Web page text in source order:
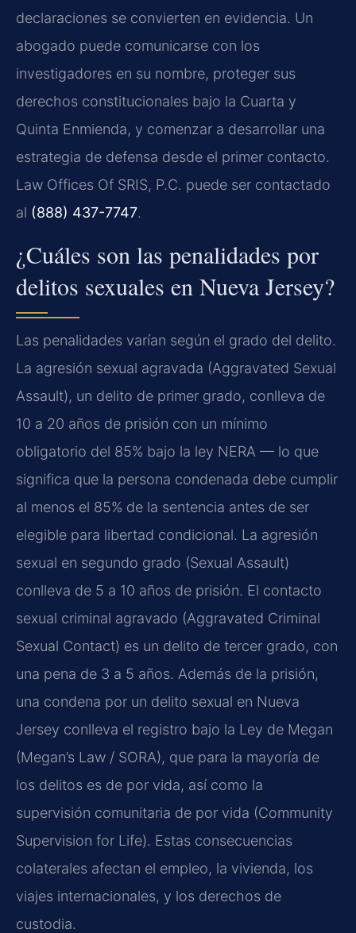
declaraciones se convierten en evidencia. Un
abogado puede comunicarse con los
investigadores en su nombre, proteger sus
derechos constitucionales bajo la Cuarta y
Quinta Enmienda, y comenzar a desarrollar una
estrategia de defensa desde el primer contacto.
Law Offices Of SRIS, P.C. puede ser contactado
al (888) 437-7747.
¿Cuáles son las penalidades por
delitos sexuales en Nueva Jersey?
Las penalidades varían según el grado del delito.
La agresión sexual agravada (Aggravated Sexual
Assault), un delito de primer grado, conlleva de
10 a 20 años de prisión con un mínimo
obligatorio del 85% bajo la ley NERA — lo que
significa que la persona condenada debe cumplir
al menos el 85% de la sentencia antes de ser
elegible para libertad condicional. La agresión
sexual en segundo grado (Sexual Assault)
conlleva de 5 a 10 años de prisión. El contacto
sexual criminal agravado (Aggravated Criminal
Sexual Contact) es un delito de tercer grado, con
una pena de 3 a 5 años. Además de la prisión,
una condena por un delito sexual en Nueva
Jersey conlleva el registro bajo la Ley de Megan
(Megan’s Law / SORA), que para la mayoría de
los delitos es de por vida, así como la
supervisión comunitaria de por vida (Community
Supervision for Life). Estas consecuencias
colaterales afectan el empleo, la vivienda, los
viajes internacionales, y los derechos de
custodia.